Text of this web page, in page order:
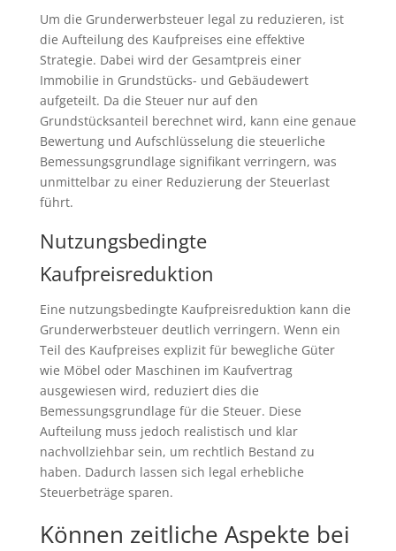
Um die Grunderwerbsteuer legal zu reduzieren, ist
die Aufteilung des Kaufpreises eine effektive
Strategie. Dabei wird der Gesamtpreis einer
Immobilie in Grundstücks- und Gebäudewert
aufgeteilt. Da die Steuer nur auf den
Grundstücksanteil berechnet wird, kann eine genaue
Bewertung und Aufschlüsselung die steuerliche
Bemessungsgrundlage signifikant verringern, was
unmittelbar zu einer Reduzierung der Steuerlast
führt.
Nutzungsbedingte
Kaufpreisreduktion
Eine nutzungsbedingte Kaufpreisreduktion kann die
Grunderwerbsteuer deutlich verringern. Wenn ein
Teil des Kaufpreises explizit für bewegliche Güter
wie Möbel oder Maschinen im Kaufvertrag
ausgewiesen wird, reduziert dies die
Bemessungsgrundlage für die Steuer. Diese
Aufteilung muss jedoch realistisch und klar
nachvollziehbar sein, um rechtlich Bestand zu
haben. Dadurch lassen sich legal erhebliche
Steuerbeträge sparen.
Können zeitliche Aspekte bei